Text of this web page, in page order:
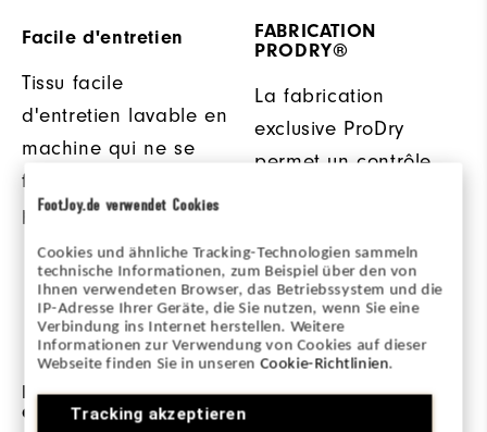
FootJoy.de verwendet Cookies
Cookies und ähnliche Tracking-Technologien sammeln
technische Informationen, zum Beispiel über den von
Ihnen verwendeten Browser, das Betriebssystem und die
IP-Adresse Ihrer Geräte, die Sie nutzen, wenn Sie eine
Verbindung ins Internet herstellen. Weitere
Informationen zur Verwendung von Cookies auf dieser
Webseite finden Sie in unserenCookie-Richtlinien.
Tracking akzeptieren
Facile d'entretien
Tissu facile
d'entretien lavable en
machine qui ne se
froisse et ne rétrécit
pratiquement pas.
FABRICATION
PRODRY®
La fabrication
exclusive ProDry
permet un contrôle
l'évacuation de celle-
ci, pour rester sec et
être confortable.
Finition
antimicrobienne
Coutures rabattues